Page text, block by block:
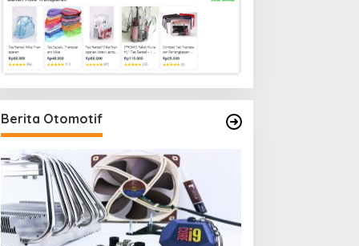
Berita Otomotif